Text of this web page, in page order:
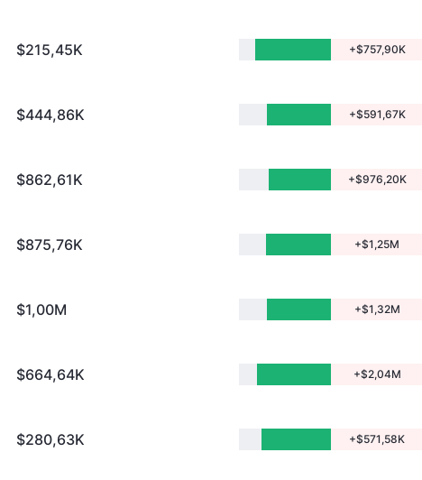
$215,45K +$757,90K
$444,86K +$591,67K
$862,61K +$976,20K
$875,76K +$1,25M
$1,00M +$1,32M
$664,64K +$2,04M
$280,63K +$571,58K